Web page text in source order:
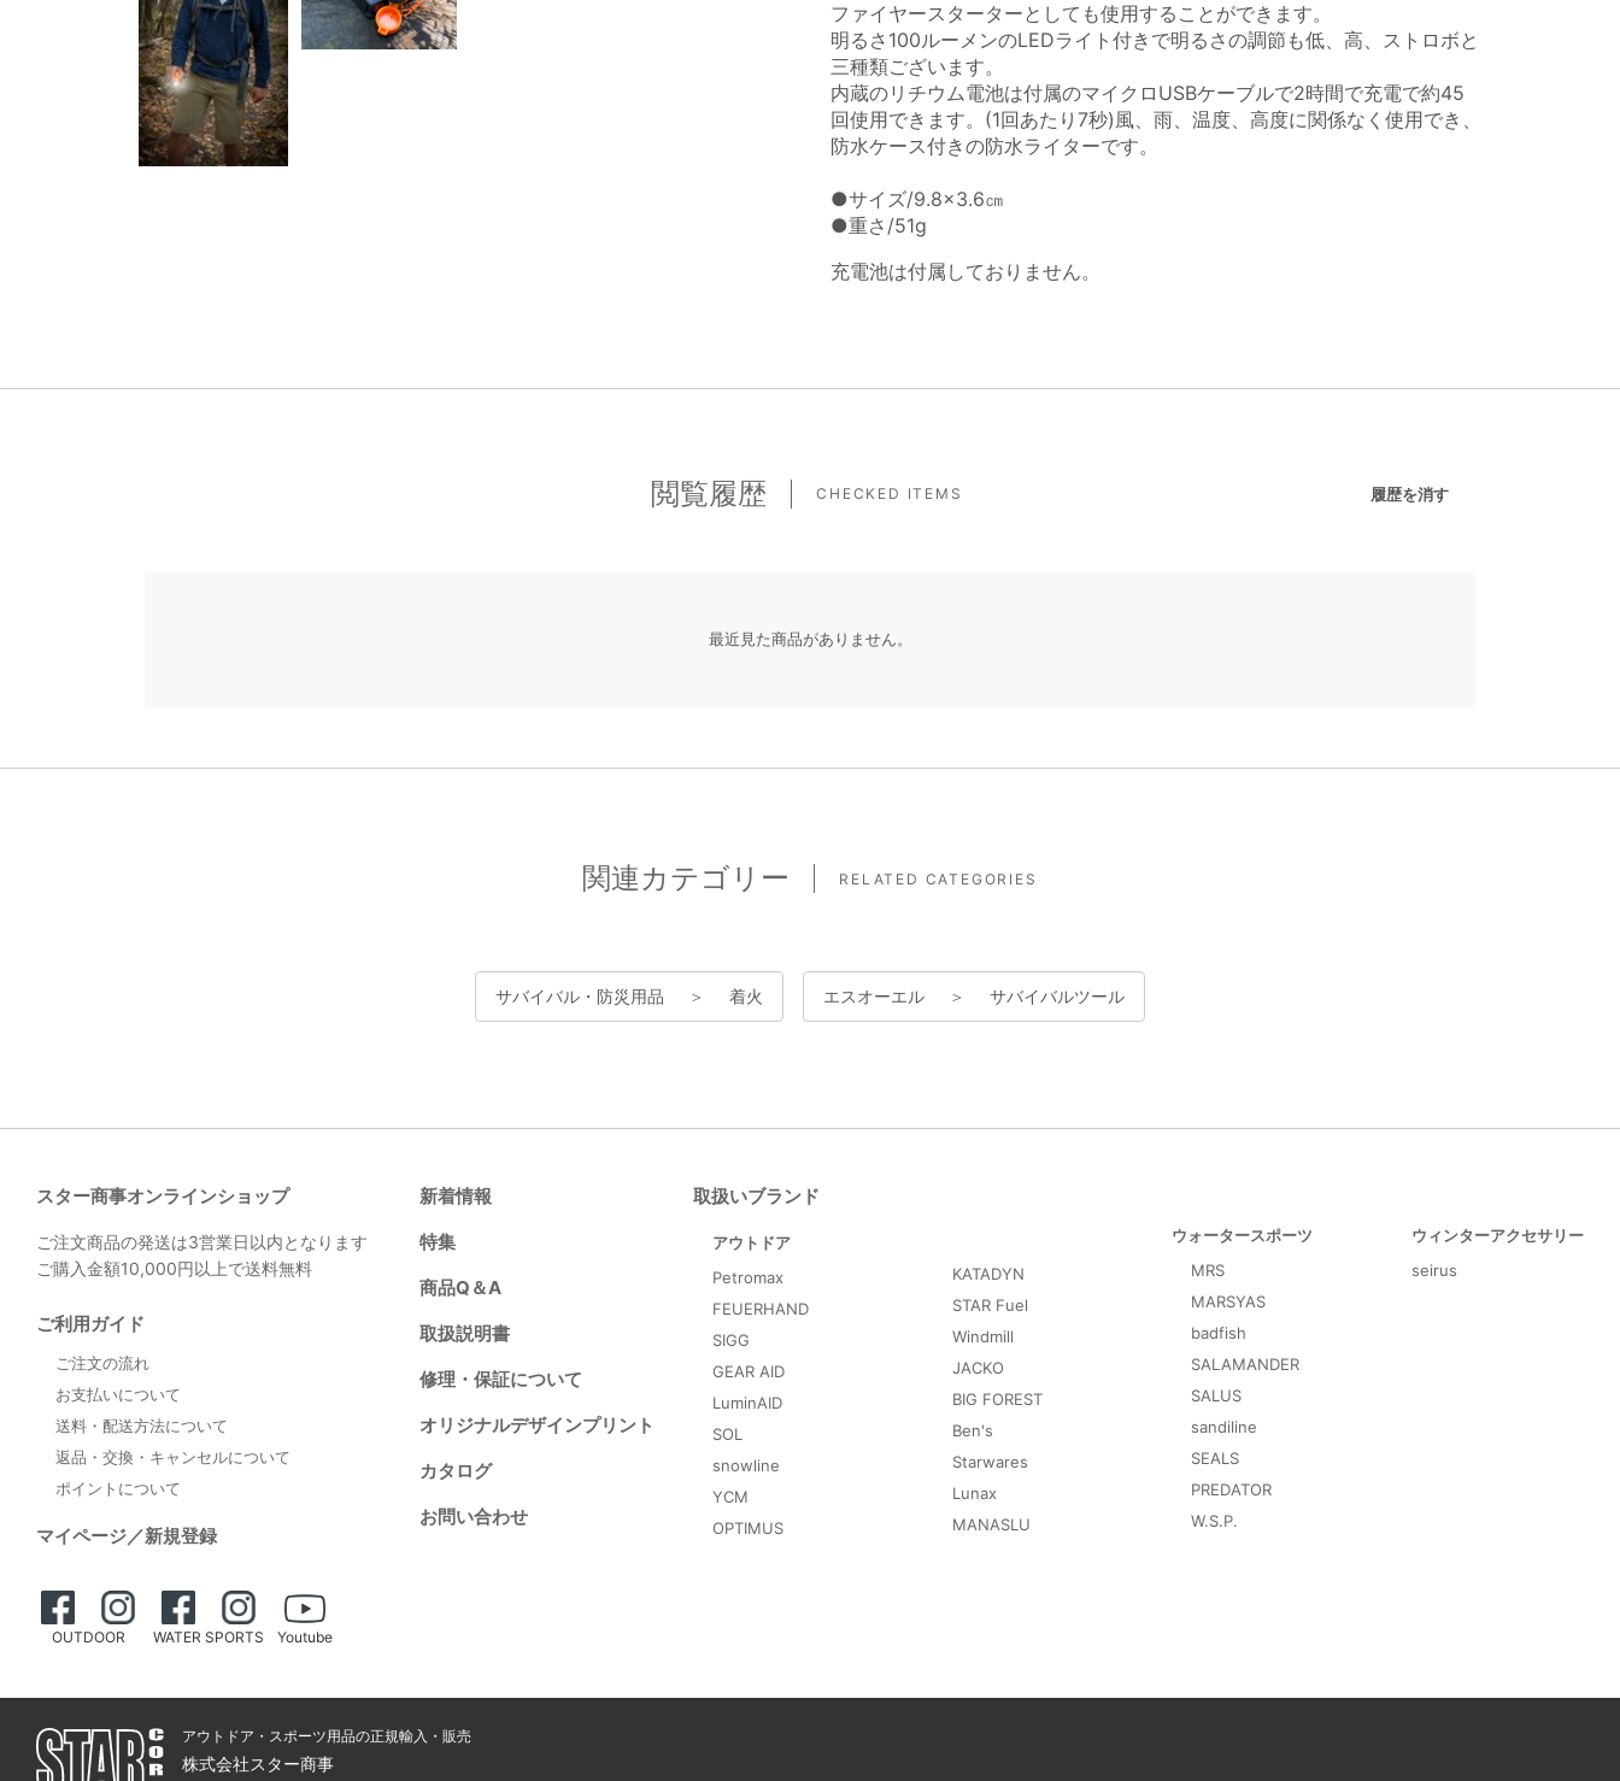
ファイヤースターターとしても使用することができます。
明るさ100ルーメンのLEDライト付きで明るさの調節も低、高、ストロボと
三種類ございます。
内蔵のリチウム電池は付属のマイクロUSBケーブルで2時間で充電で約45
回使用できます。(1回あたり7秒)風、雨、温度、高度に関係なく使用でき、
防水ケース付きの防水ライターです。
●サイズ/9.8×3.6㎝
●重さ/51g
充電池は付属しておりません。
閲覧履歴 CHECKED ITEMS 履歴を消す
最近見た商品がありません。
関連カテゴリー RELATED CATEGORIES
サバイバル・防災用品 ＞ 着火 エスオーエル ＞ サバイバルツール
スター商事オンラインショップ
ご注文商品の発送は3営業日以内となります
ご購入金額10,000円以上で送料無料
ご利用ガイド
ご注文の流れ
お支払いについて
送料・配送方法について
返品・交換・キャンセルについて
ポイントについて
マイページ／新規登録
新着情報
特集
商品Q＆A
取扱説明書
修理・保証について
オリジナルデザインプリント
カタログ
お問い合わせ
OUTDOOR WATER SPORTS Youtube
取扱いブランド
アウトドア
Petromax
FEUERHAND
SIGG
GEAR AID
LuminAID
SOL
snowline
YCM
OPTIMUS
KATADYN
STAR Fuel
Windmill
JACKO
BIG FOREST
Ben's
Starwares
Lunax
MANASLU
ウォータースポーツ
MRS
MARSYAS
badfish
SALAMANDER
SALUS
sandiline
SEALS
PREDATOR
W.S.P.
ウィンターアクセサリー
seirus
アウトドア・スポーツ用品の正規輸入・販売
株式会社スター商事